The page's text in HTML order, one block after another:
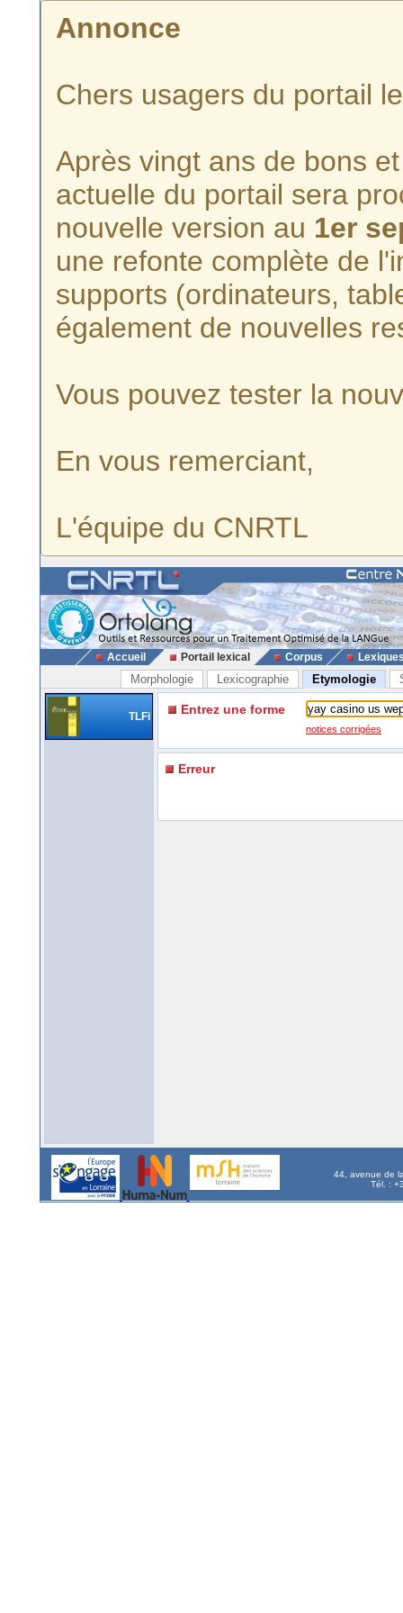
Annonce
Chers usagers du portail
Après vingt ans de bons
actuelle du portail sera
nouvelle version au 1er
une refonte complète de
supports (ordinateurs,
également de nouvelles
Vous pouvez tester la
En vous remerciant,
L'équipe du CNRTL
Accueil Portail lexical Corpus
Morphologie Lexicographie Etymologie
TLFi Entrez une forme
notices corrigées
Erreur
44, avenue de
Tél. :